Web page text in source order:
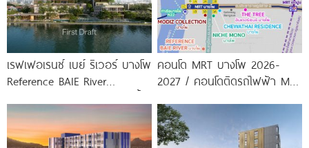
เรฟเฟอเรนซ์ เบย์ ริเวอร์ บางโพ
Reference BAIE River
จาก
คอนโด MRT บางโพ 2026-
2027 / คอนโดติดรถไฟฟ้า MRT